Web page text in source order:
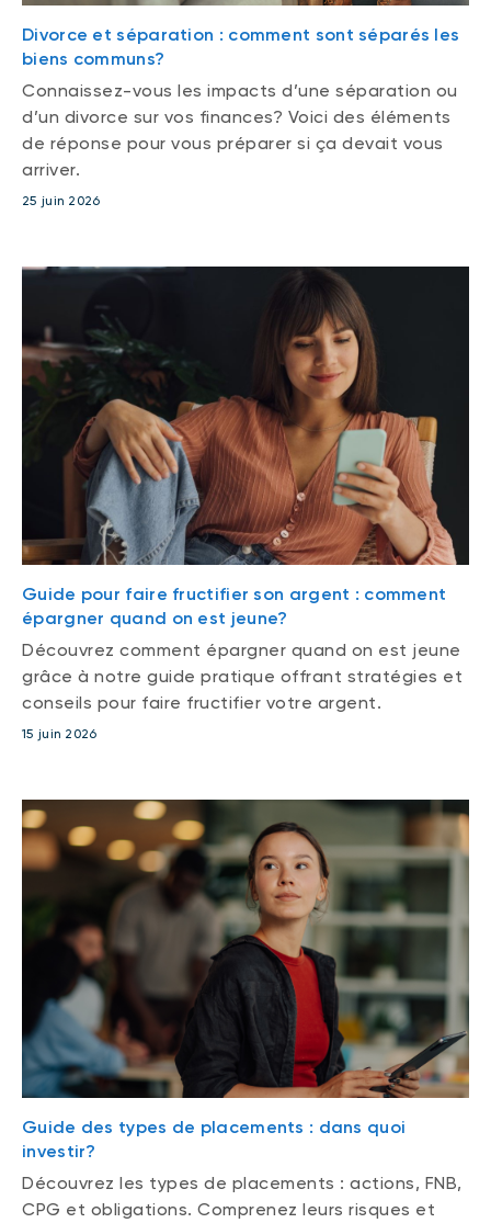
Divorce et séparation : comment sont séparés les
biens communs?
Connaissez-vous les impacts d’une séparation ou
d’un divorce sur vos finances? Voici des éléments
de réponse pour vous préparer si ça devait vous
arriver.
25 juin 2026
Guide pour faire fructifier son argent : comment
épargner quand on est jeune?
Découvrez comment épargner quand on est jeune
grâce à notre guide pratique offrant stratégies et
conseils pour faire fructifier votre argent.
15 juin 2026
Guide des types de placements : dans quoi
investir?
Découvrez les types de placements : actions, FNB,
CPG et obligations. Comprenez leurs risques et